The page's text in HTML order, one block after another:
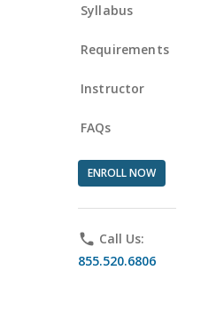
Syllabus
Requirements
Instructor
FAQs
ENROLL NOW
phone Call Us:
855.520.6806